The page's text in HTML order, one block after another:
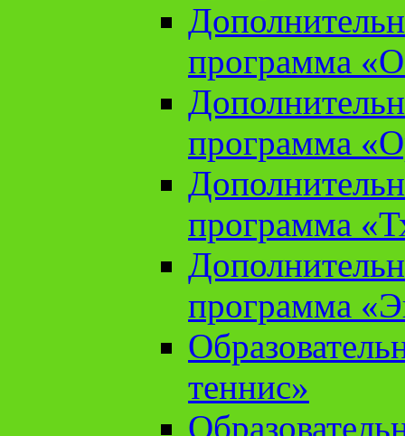
программа
программа
программа
программа
теннис»